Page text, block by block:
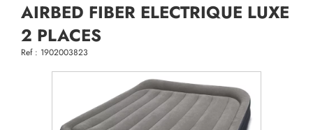
AIRBED FIBER ELECTRIQUE LUXE
2 PLACES
Ref : 1902003823